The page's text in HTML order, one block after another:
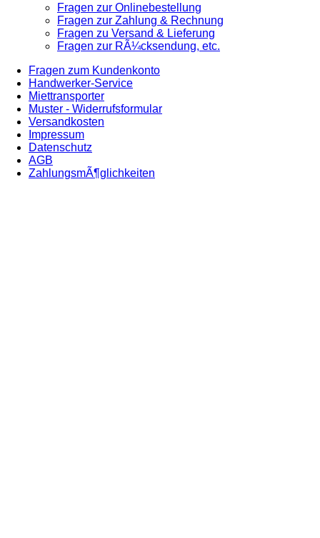
Fragen zur Onlinebestellung
Fragen zur Zahlung & Rechnung
Fragen zu Versand & Lieferung
Fragen zur RÃ¼cksendung, etc.
Fragen zum Kundenkonto
Handwerker-Service
Miettransporter
Muster - Widerrufsformular
Versandkosten
Impressum
Datenschutz
AGB
ZahlungsmÃ¶glichkeiten